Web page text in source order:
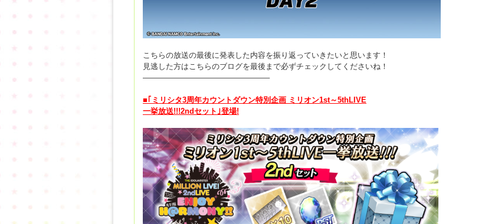
こちらの放送の最後に発表した内容を振り返っていきたいと思います！
見逃した方はこちらのブログを最後まで必ずチェックしてくださいね！
————————————————–
■｢ ミリシタ3周年カウントダウン特別企画 ミリオン1st～5thLIVE
一挙放送!!!2ndセット ｣登場!